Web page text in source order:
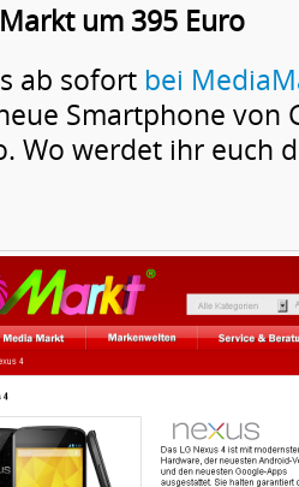
um 395 Euro
ab sofort bei
Smartphone von
Wo werdet ihr euch